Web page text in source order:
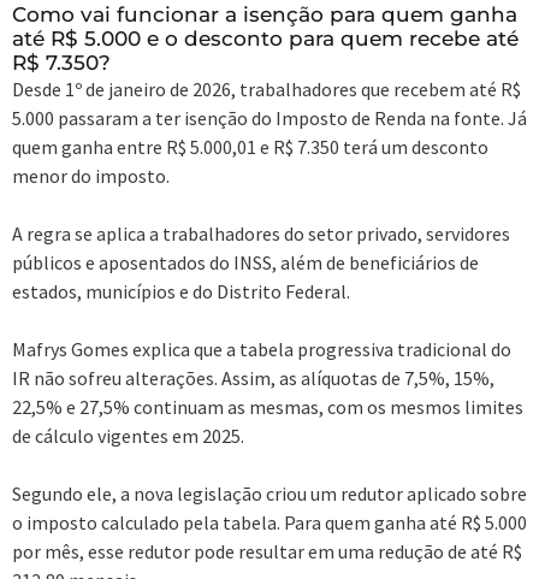
Como vai funcionar a isenção para quem ganha
até R$ 5.000 e o desconto para quem recebe até
R$ 7.350?
Desde 1º de janeiro de 2026, trabalhadores que recebem até R$
5.000 passaram a ter isenção do Imposto de Renda na fonte. Já
quem ganha entre R$ 5.000,01 e R$ 7.350 terá um desconto
menor do imposto.
A regra se aplica a trabalhadores do setor privado, servidores
públicos e aposentados do INSS, além de beneficiários de
estados, municípios e do Distrito Federal.
Mafrys Gomes explica que a tabela progressiva tradicional do
IR não sofreu alterações. Assim, as alíquotas de 7,5%, 15%,
22,5% e 27,5% continuam as mesmas, com os mesmos limites
de cálculo vigentes em 2025.
Segundo ele, a nova legislação criou um redutor aplicado sobre
o imposto calculado pela tabela. Para quem ganha até R$ 5.000
por mês, esse redutor pode resultar em uma redução de até R$